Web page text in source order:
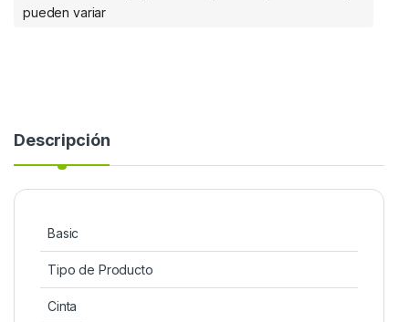
pueden variar
Descripción
Basic
Tipo de Producto
Cinta